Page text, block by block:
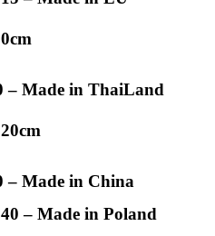
– Made in ThaiLand
– Made in China
– Made in Poland